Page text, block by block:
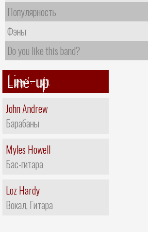
Популярность
Фэны
Do you like this band?
Line-up
John Andrew
Барабаны
Myles Howell
Бас-гитара
Loz Hardy
Вокал, Гитара